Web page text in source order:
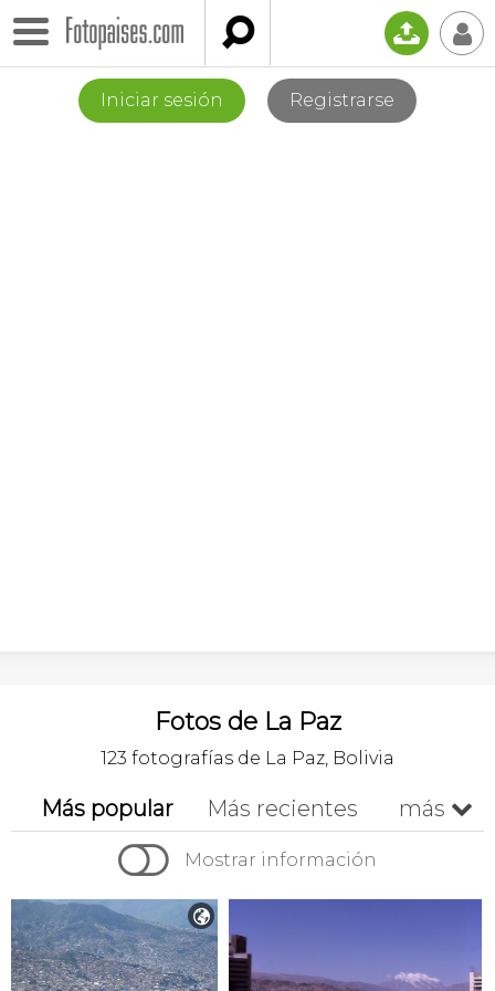
 📤 👤
Iniciar sesión Registrarse
Fotos de La Paz
123 fotografías de La Paz, Bolivia
Más popular
Más recientes
Cronológico
más 
 Mostrar información
